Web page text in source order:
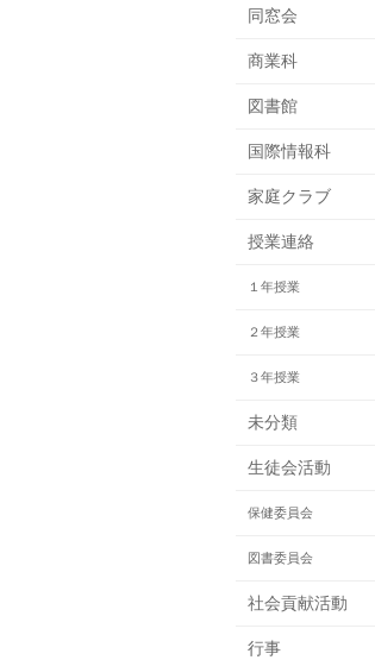
同窓会
商業科
図書館
国際情報科
家庭クラブ
授業連絡
１年授業
２年授業
３年授業
未分類
生徒会活動
保健委員会
図書委員会
社会貢献活動
行事